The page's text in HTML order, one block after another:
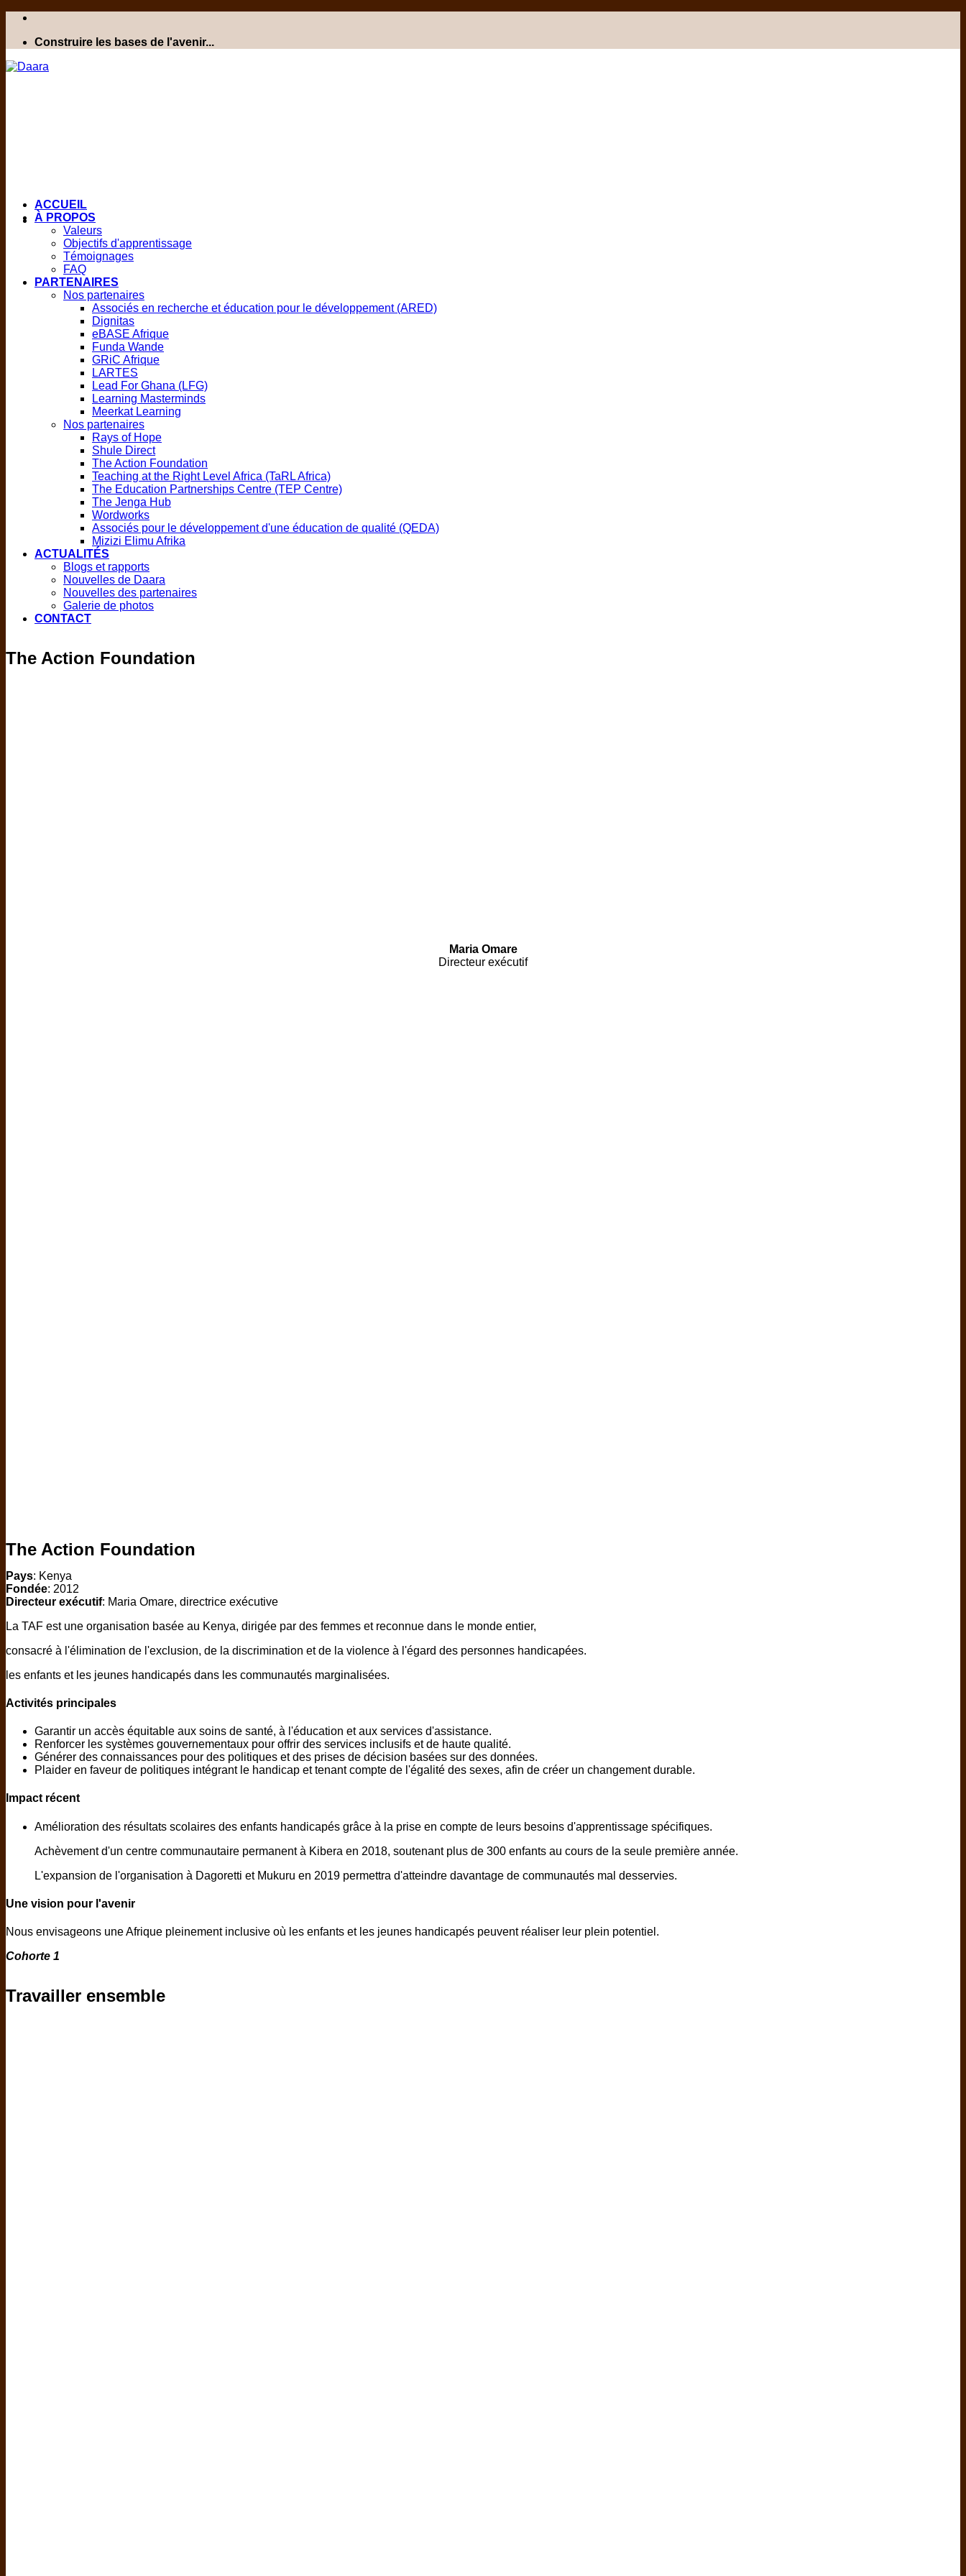
Construire les bases de l'avenir...
ACCUEIL
À PROPOS
Valeurs
Objectifs d'apprentissage
Témoignages
FAQ
PARTENAIRES
Nos partenaires
Associés en recherche et éducation pour le développement (ARED)
Dignitas
eBASE Afrique
Funda Wande
GRiC Afrique
LARTES
Lead For Ghana (LFG)
Learning Masterminds
Meerkat Learning
Nos partenaires
Rays of Hope
Shule Direct
The Action Foundation
Teaching at the Right Level Africa (TaRL Africa)
The Education Partnerships Centre (TEP Centre)
The Jenga Hub
Wordworks
Associés pour le développement d'une éducation de qualité (QEDA)
Mizizi Elimu Afrika
ACTUALITÉS
Blogs et rapports
Nouvelles de Daara
Nouvelles des partenaires
Galerie de photos
CONTACT
The Action Foundation
Maria Omare
Directeur exécutif
The Action Foundation
Pays: Kenya
Fondée: 2012
Directeur exécutif: Maria Omare, directrice exécutive
La TAF est une organisation basée au Kenya, dirigée par des femmes et reconnue dans le monde entier,
consacré à l'élimination de l'exclusion, de la discrimination et de la violence à l'égard des personnes handicapées.
les enfants et les jeunes handicapés dans les communautés marginalisées.
Activités principales
Garantir un accès équitable aux soins de santé, à l'éducation et aux services d'assistance.
Renforcer les systèmes gouvernementaux pour offrir des services inclusifs et de haute qualité.
Générer des connaissances pour des politiques et des prises de décision basées sur des données.
Plaider en faveur de politiques intégrant le handicap et tenant compte de l'égalité des sexes, afin de créer un changement durable.
Impact récent
Amélioration des résultats scolaires des enfants handicapés grâce à la prise en compte de leurs besoins d'apprentissage spécifiques.
Achèvement d'un centre communautaire permanent à Kibera en 2018, soutenant plus de 300 enfants au cours de la seule première année.
L'expansion de l'organisation à Dagoretti et Mukuru en 2019 permettra d'atteindre davantage de communautés mal desservies.
Une vision pour l'avenir
Nous envisageons une Afrique pleinement inclusive où les enfants et les jeunes handicapés peuvent réaliser leur plein potentiel.
Cohorte 1
Travailler ensemble